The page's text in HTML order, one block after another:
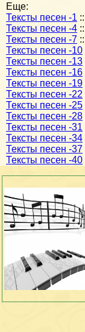
Еще:
Тексты песен -1 ::
Тексты песен -4 ::
Тексты песен -7 ::
Тексты песен -10
Тексты песен -13
Тексты песен -16
Тексты песен -19
Тексты песен -22
Тексты песен -25
Тексты песен -28
Тексты песен -31
Тексты песен -34
Тексты песен -37
Тексты песен -40